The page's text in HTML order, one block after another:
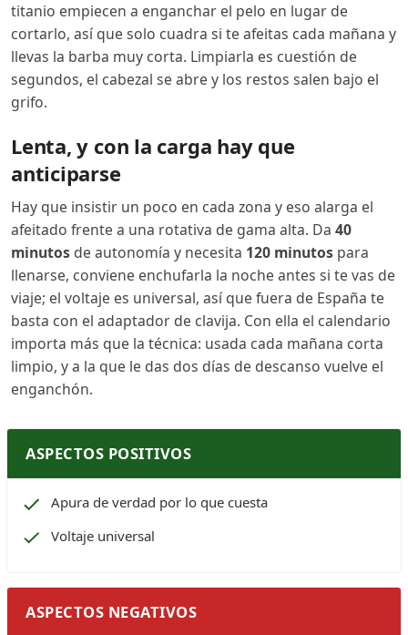
titanio empiecen a enganchar el pelo en lugar de
cortarlo, así que solo cuadra si te afeitas cada mañana y
llevas la barba muy corta. Limpiarla es cuestión de
segundos, el cabezal se abre y los restos salen bajo el
grifo.
Lenta, y con la carga hay que
anticiparse
Hay que insistir un poco en cada zona y eso alarga el
afeitado frente a una rotativa de gama alta. Da 40
minutosde autonomía y necesita 120 minutos para
llenarse, conviene enchufarla la noche antes si te vas de
viaje; el voltaje es universal, así que fuera de España te
basta con el adaptador de clavija. Con ella el calendario
importa más que la técnica: usada cada mañana corta
limpio, y a la que le das dos días de descanso vuelve el
enganchón.
ASPECTOS POSITIVOS
Apura de verdad por lo que cuesta
Voltaje universal
ASPECTOS NEGATIVOS